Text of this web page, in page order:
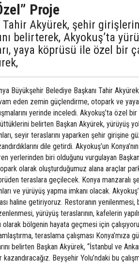
Proje
Tahir Akyürek, şehir
belirterek, Akyokuş’ta
yaya köprüsü ile özel bir
Büyükşehir Belediye Başkanı Tahir
eden zemin güçlendirme, otopark ve
yerinde inceledi. Akyokuş’ta özel bir
belirten Başkan Akyürek, yürüyüş
seyir teraslarını yaparken şehir girişine
dile getirdi. Akyokuş’un
yerlerinden biri olduğunu vurgulayan
olarak oluşturduğumuz alana araçlar
teraslara geçilecek. Konya manzaralı
ve yürüyüş yapma imkanı olacak.
haline getiriyoruz. Restoranın yenilenmesi,
yürüyüş teraslarının, kafelerin
olarak bölgenin hayata geçmesi için
teraslama çalışması Konya’mıza
belirten Başkan Akyürek, “İstanbul ve
Beyşehir Yolu’ndaki bu